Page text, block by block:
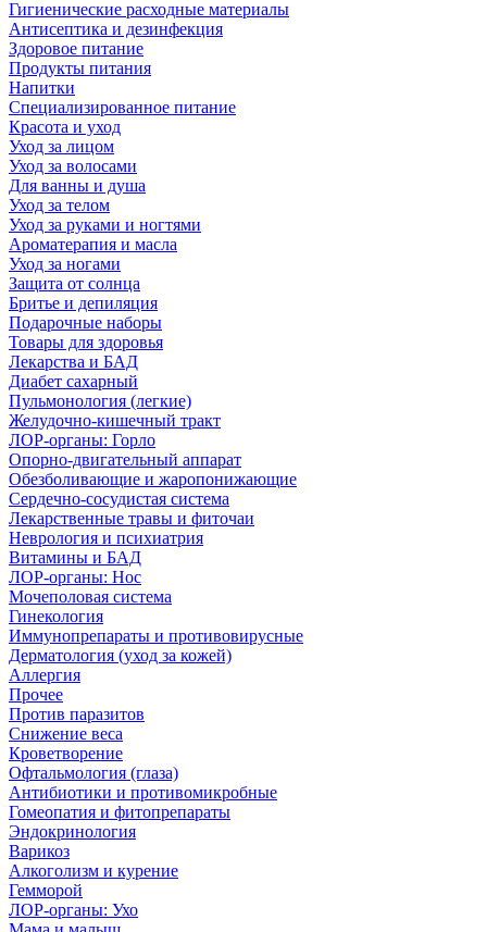
Гигиенические расходные материалы
Антисептика и дезинфекция
Здоровое питание
Продукты питания
Напитки
Специализированное питание
Красота и уход
Уход за лицом
Уход за волосами
Для ванны и душа
Уход за телом
Уход за руками и ногтями
Ароматерапия и масла
Уход за ногами
Защита от солнца
Бритье и депиляция
Подарочные наборы
Товары для здоровья
Лекарства и БАД
Диабет сахарный
Пульмонология (легкие)
Желудочно-кишечный тракт
ЛОР-органы: Горло
Опорно-двигательный аппарат
Обезболивающие и жаропонижающие
Сердечно-сосудистая система
Лекарственные травы и фиточаи
Неврология и психиатрия
Витамины и БАД
ЛОР-органы: Нос
Мочеполовая система
Гинекология
Иммунопрепараты и противовирусные
Дерматология (уход за кожей)
Аллергия
Прочее
Против паразитов
Снижение веса
Кроветворение
Офтальмология (глаза)
Антибиотики и противомикробные
Гомеопатия и фитопрепараты
Эндокринология
Варикоз
Алкоголизм и курение
Гемморой
ЛОР-органы: Ухо